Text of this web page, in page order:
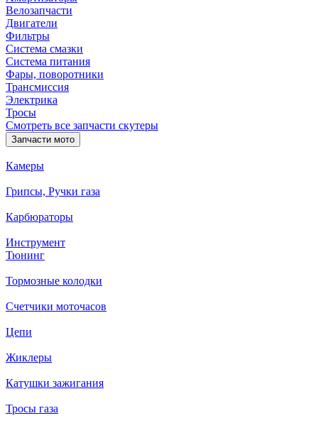
Велозапчасти
Двигатели
Фильтры
Система смазки
Система питания
Фары, поворотники
Трансмиссия
Электрика
Тросы
Смотреть все запчасти скутеры
Запчасти мото
Камеры
Грипсы, Ручки газа
Карбюраторы
Инструмент
Тюнинг
Тормозные колодки
Счетчики моточасов
Цепи
Жиклеры
Катушки зажигания
Тросы газа